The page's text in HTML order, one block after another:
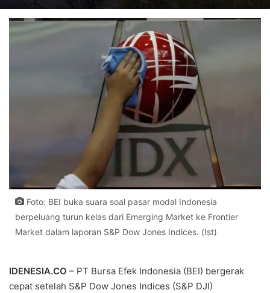
Foto: BEI buka suara soal pasar modal Indonesia
berpeluang turun kelas dari Emerging Market ke Frontier
Market dalam laporan S&P Dow Jones Indices. (Ist)
IDENESIA.CO – PT Bursa Efek Indonesia (BEI) bergerak
cepat setelah S&P Dow Jones Indices (S&P DJI)